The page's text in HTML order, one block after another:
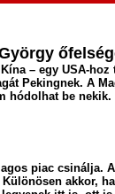
– egy USA-hoz
Pekingnek. A
hódolhat be
piac csinálja.
akkor,